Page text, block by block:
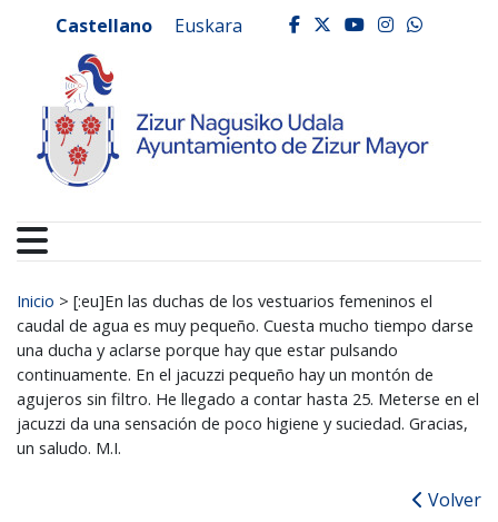
Ayuntamiento de
Castellano Euskara facebook
twitter
youtube
Buscar:
Inicio > [:eu]En las duchas de los vestuarios femeninos el
caudal de agua es muy pequeño. Cuesta mucho tiempo darse
una ducha y aclarse porque hay que estar pulsando
continuamente. En el jacuzzi pequeño hay un montón de
agujeros sin filtro. He llegado a contar hasta 25. Meterse en el
jacuzzi da una sensación de poco higiene y suciedad. Gracias,
un saludo. M.I.
Volver